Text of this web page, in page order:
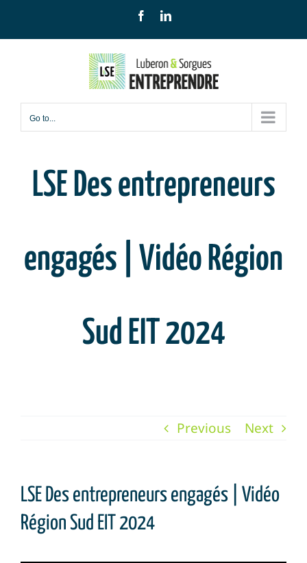
to
FacebookLinkedIn
Go to...
LSE Des entrepreneurs
engagés | Vidéo Région
Sud EIT 2024
Previous Next
LSE Des entrepreneurs engagés | Vidéo
Région Sud EIT 2024